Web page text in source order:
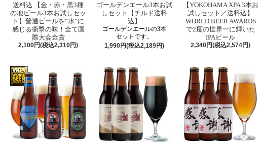
送料込 【金・赤・黒3種
の地ビール3本お試しセッ
ト】普通ビールを“水”に
感じる衝撃の味！全て国
際大会金賞
2,100円(税込2,310円)
ゴールデンエール3本お試
しセット【チルド送料
込】
ゴールデンエールの3本
セットです。
1,990円(税込2,189円)
【YOKOHAMA XPA 3本お
試しセット／送料込】
WORLD BEER AWARDS
で2度の世界一に輝いた
IPAビール
2,340円(税込2,574円)